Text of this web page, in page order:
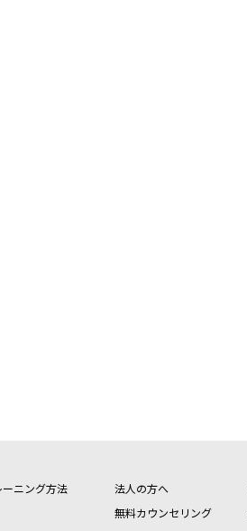
ニング方法
法人の方へ
無料カウンセリング